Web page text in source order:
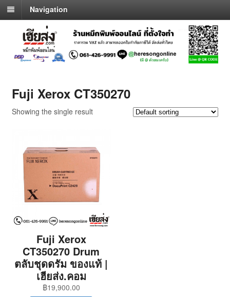
Navigation
Fuji Xerox CT350270
Showing the single result
Fuji Xerox
CT350270 Drum
ตลับชุดดรัม ของแท้ |
เฮียส่ง.คอม
฿19,900.00